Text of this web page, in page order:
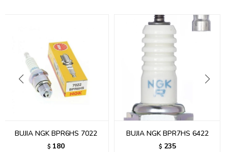
BUJIA NGK BPR6HS 7022
$ 180
BUJIA NGK BPR7HS 6422
$ 235